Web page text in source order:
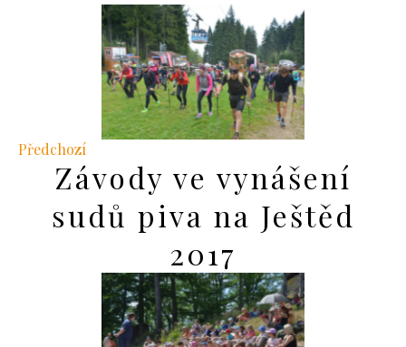
Předchozí
Závody ve vynášení
sudů piva na Ještěd
2017